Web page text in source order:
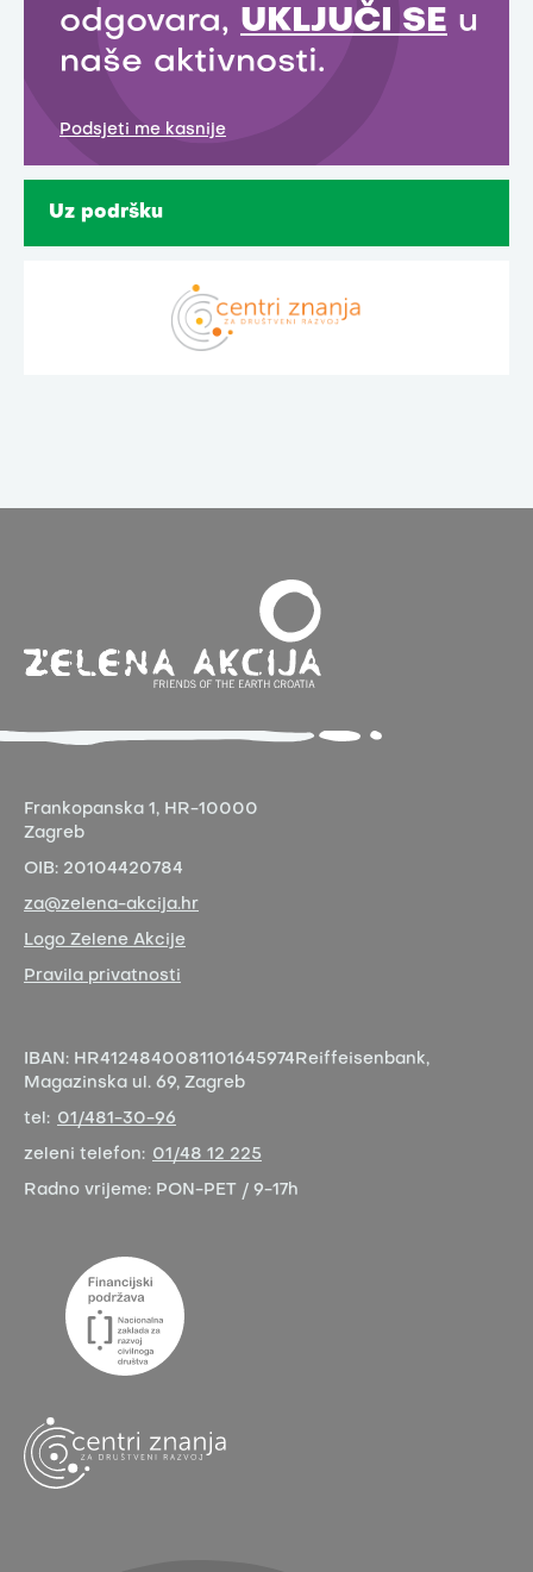
odgovara, UKLJUČI SE u
naše aktivnosti.
Podsjeti me kasnije
Uz podršku
Frankopanska 1, HR-10000
Zagreb
OIB: 20104420784
za@zelena-akcija.hr
Logo Zelene Akcije
Pravila privatnosti
IBAN: HR4124840081101645974 Reiffeisenbank,
Magazinska ul. 69, Zagreb
tel: 01/481-30-96
zeleni telefon: 01/48 12 225
Radno vrijeme: PON-PET / 9-17h